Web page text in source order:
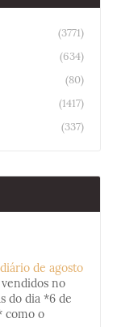
(3771)
(634)
(80)
(1417)
(337)
de agosto
no
do dia *6 de
como o